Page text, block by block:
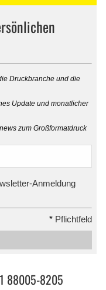
Druckbranche und die
Update und monatlicher
zum Großformatdruck
Anmeldung
* Pflichtfeld
88005-8205